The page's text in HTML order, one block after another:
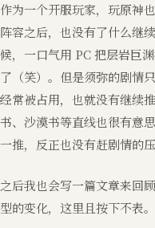
作为一个开服玩家，玩原神
阵容之后，也没有了什么继
候，一口气用 PC 把层岩巨
了（笑）。但是须弥的剧情
经常被占用，也就没有继续
书、沙漠书等直线也很有意
一推，反正也没有赶剧情的压
之后我也会写一篇文章来回
型的变化，这里且按下不表。